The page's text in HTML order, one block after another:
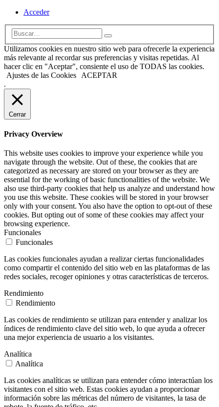
Acceder
Utilizamos cookies en nuestro sitio web para ofrecerle la experiencia
más relevante al recordar sus preferencias y visitas repetidas. Al
hacer clic en "Aceptar", consiente el uso de TODAS las cookies.
Ajustes de las Cookies
ACEPTAR
.
Cerrar
Privacy Overview
This website uses cookies to improve your experience while you
navigate through the website. Out of these, the cookies that are
categorized as necessary are stored on your browser as they are
essential for the working of basic functionalities of the website. We
also use third-party cookies that help us analyze and understand how
you use this website. These cookies will be stored in your browser
only with your consent. You also have the option to opt-out of these
cookies. But opting out of some of these cookies may affect your
browsing experience.
Funcionales
Funcionales
Las cookies funcionales ayudan a realizar ciertas funcionalidades
como compartir el contenido del sitio web en las plataformas de las
redes sociales, recoger opiniones y otras características de terceros.
Rendimiento
Rendimiento
Las cookies de rendimiento se utilizan para entender y analizar los
índices de rendimiento clave del sitio web, lo que ayuda a ofrecer
una mejor experiencia de usuario a los visitantes.
Analítica
Analítica
Las cookies analíticas se utilizan para entender cómo interactúan los
visitantes con el sitio web. Estas cookies ayudan a proporcionar
información sobre las métricas del número de visitantes, la tasa de